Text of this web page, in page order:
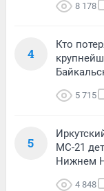
8 178
4
Кто
5 715
5
МС-21
Нижнем
4 848